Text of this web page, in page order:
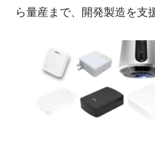
ら量産まで、開発製造を支